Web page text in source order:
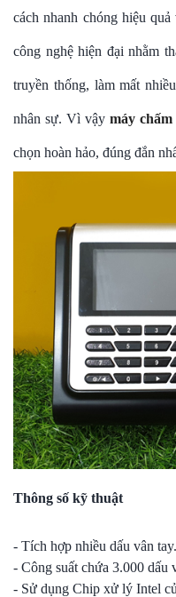
cách nhanh chóng hiệu
công nghệ hiện đại nhằm
truyền thống, làm mất
nhân sự. Vì vậymáy chấm
chọn hoàn hảo, đúng đắn
Thông số kỹ thuật
- Tích hợp nhiều dấu vân tay.
- Công suất chứa 3.000 dấu
- Sử dụng Chip xử lý Intel